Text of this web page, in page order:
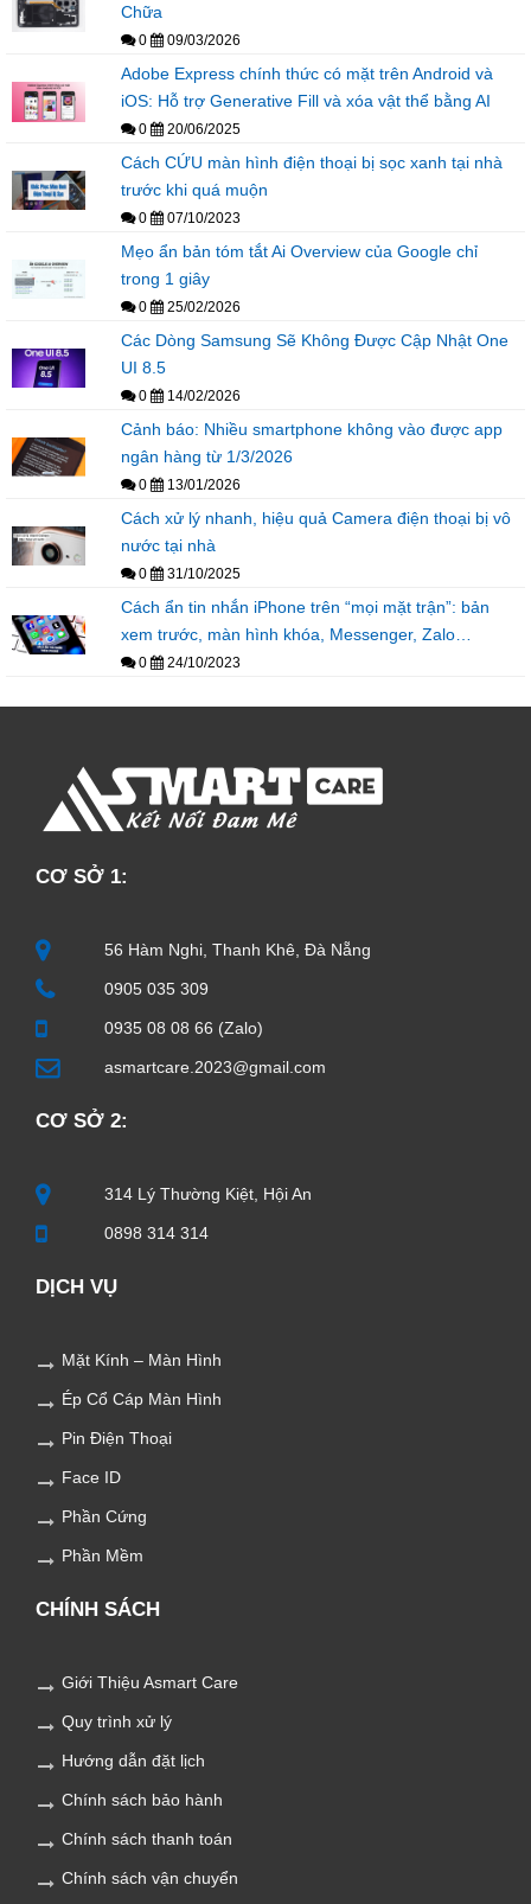
Chữa
0 09/03/2026
Adobe Express chính thức có mặt trên Android và
iOS: Hỗ trợ Generative Fill và xóa vật thể bằng AI
0 20/06/2025
Cách CỨU màn hình điện thoại bị sọc xanh tại nhà
trước khi quá muộn
0 07/10/2023
Mẹo ẩn bản tóm tắt Ai Overview của Google chỉ
trong 1 giây
0 25/02/2026
Các Dòng Samsung Sẽ Không Được Cập Nhật One
UI 8.5
0 14/02/2026
Cảnh báo: Nhiều smartphone không vào được app
ngân hàng từ 1/3/2026
0 13/01/2026
Cách xử lý nhanh, hiệu quả Camera điện thoại bị vô
nước tại nhà
0 31/10/2025
Cách ẩn tin nhắn iPhone trên “mọi mặt trận”: bản
xem trước, màn hình khóa, Messenger, Zalo…
0 24/10/2023
CƠ SỞ 1:
56 Hàm Nghi, Thanh Khê, Đà Nẵng
0905 035 309
0935 08 08 66 (Zalo)
asmartcare.2023@gmail.com
CƠ SỞ 2:
314 Lý Thường Kiệt, Hội An
0898 314 314
DỊCH VỤ
Mặt Kính – Màn Hình
Ép Cổ Cáp Màn Hình
Pin Điện Thoại
Face ID
Phần Cứng
Phần Mềm
CHÍNH SÁCH
Giới Thiệu Asmart Care
Quy trình xử lý
Hướng dẫn đặt lịch
Chính sách bảo hành
Chính sách thanh toán
Chính sách vận chuyển